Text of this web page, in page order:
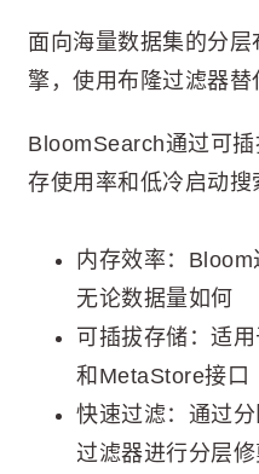
面向海量数据集的分层
擎，使用布隆过滤器替
BloomSearch通过可
存使用率和低冷启动搜
内存效率：Bloom
无论数据量如何
可插拔存储：适
和MetaStore接口
快速过滤：通过
过滤器进行分层修